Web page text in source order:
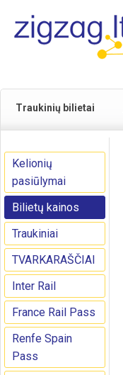
Traukinių bilietai
Kelionių
pasiūlymai
Bilietų kainos
Traukiniai
TVARKARAŠČIAI
Inter Rail
France Rail Pass
Renfe Spain
Pass